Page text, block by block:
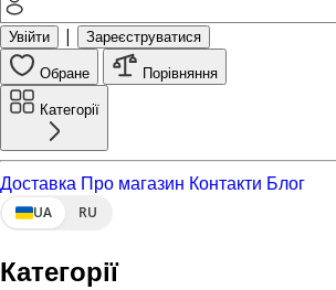
Увійти | Зареєструватися
Обране Порівняння
Категорії
Доставка Про магазин Контакти Блог
UA RU
Категорії